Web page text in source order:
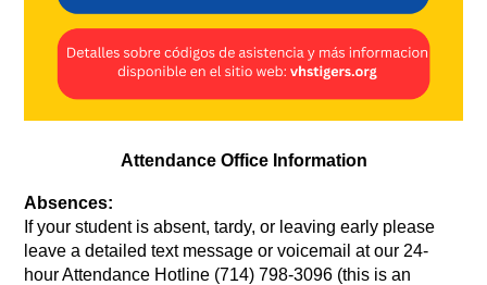
Attendance Office Information
Absences:
If your student is absent, tardy, or leaving early please
leave a detailed text message or voicemail at our 24-
hour Attendance Hotline (714) 798-3096 (this is an